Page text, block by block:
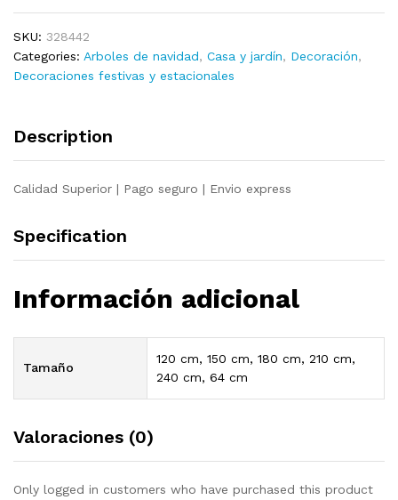
fibra
óptica
64
SKU: 328442
Categories: Arboles de navidad, Casa y jardín, Decoración,
Decoraciones festivas y estacionales
Description
Calidad Superior | Pago seguro | Envio express
Specification
Información adicional
Tamaño
120 cm, 150 cm, 180 cm, 210 cm,
240 cm, 64 cm
Valoraciones (0)
Only logged in customers who have purchased this product